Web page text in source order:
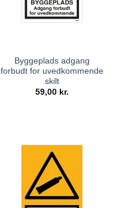
Byggeplads adgang
forbudt for uvedkommende
skilt
59,00 kr.